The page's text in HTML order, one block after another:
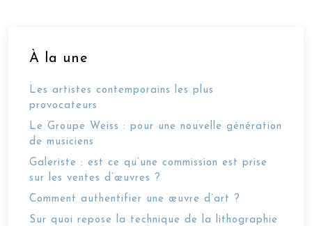
À la une
Les artistes contemporains les plus
provocateurs
Le Groupe Weiss : pour une nouvelle génération
de musiciens
Galeriste : est ce qu’une commission est prise
sur les ventes d’œuvres ?
Comment authentifier une œuvre d’art ?
Sur quoi repose la technique de la lithographie